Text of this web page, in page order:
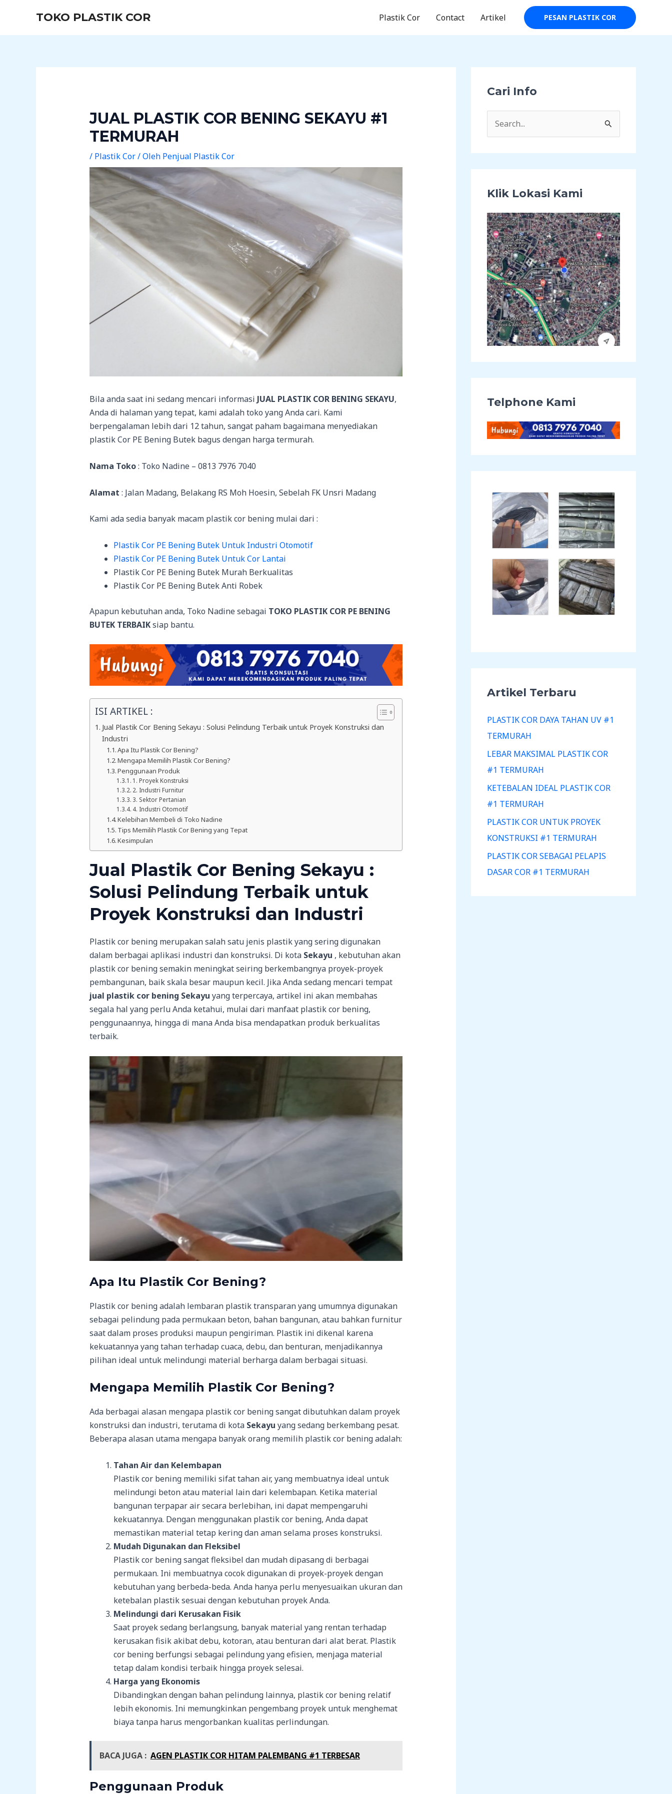
konten
TOKO PLASTIK COR Plastik Cor Contact Artikel PESAN PLASTIK COR
JUAL PLASTIK COR BENING SEKAYU #1
TERMURAH
/ Plastik Cor/ Oleh Penjual Plastik Cor
Bila anda saat ini sedang mencari informasi JUAL PLASTIK COR BENING SEKAYU,
Anda di halaman yang tepat, kami adalah toko yang Anda cari. Kami
berpengalaman lebih dari 12 tahun, sangat paham bagaimana menyediakan
plastik Cor PE Bening Butek bagus dengan harga termurah.
Nama Toko: Toko Nadine – 0813 7976 7040
Alamat : Jalan Madang, Belakang RS Moh Hoesin, Sebelah FK Unsri Madang
Kami ada sedia banyak macam plastik cor bening mulai dari :
Plastik Cor PE Bening Butek Untuk Industri Otomotif
Plastik Cor PE Bening Butek Untuk Cor Lantai
Plastik Cor PE Bening Butek Murah Berkualitas
Plastik Cor PE Bening Butek Anti Robek
Apapun kebutuhan anda, Toko Nadine sebagai TOKO PLASTIK COR PE BENING
BUTEK TERBAIKsiap bantu.
ISI ARTIKEL :
Jual Plastik Cor Bening Sekayu : Solusi Pelindung Terbaik untuk Proyek Konstruksi dan
Industri
Apa Itu Plastik Cor Bening?
Mengapa Memilih Plastik Cor Bening?
Penggunaan Produk
1. Proyek Konstruksi
2. Industri Furnitur
3. Sektor Pertanian
4. Industri Otomotif
Kelebihan Membeli di Toko Nadine
Tips Memilih Plastik Cor Bening yang Tepat
Kesimpulan
Jual Plastik Cor Bening Sekayu :
Solusi Pelindung Terbaik untuk
Proyek Konstruksi dan Industri
Plastik cor bening merupakan salah satu jenis plastik yang sering digunakan
dalam berbagai aplikasi industri dan konstruksi. Di kota Sekayu , kebutuhan akan
plastik cor bening semakin meningkat seiring berkembangnya proyek-proyek
pembangunan, baik skala besar maupun kecil. Jika Anda sedang mencari tempat
jual plastik cor bening Sekayu yang terpercaya, artikel ini akan membahas
segala hal yang perlu Anda ketahui, mulai dari manfaat plastik cor bening,
penggunaannya, hingga di mana Anda bisa mendapatkan produk berkualitas
terbaik.
Apa Itu Plastik Cor Bening?
Plastik cor bening adalah lembaran plastik transparan yang umumnya digunakan
sebagai pelindung pada permukaan beton, bahan bangunan, atau bahkan furnitur
saat dalam proses produksi maupun pengiriman. Plastik ini dikenal karena
kekuatannya yang tahan terhadap cuaca, debu, dan benturan, menjadikannya
pilihan ideal untuk melindungi material berharga dalam berbagai situasi.
Mengapa Memilih Plastik Cor Bening?
Ada berbagai alasan mengapa plastik cor bening sangat dibutuhkan dalam proyek
konstruksi dan industri, terutama di kota Sekayu yang sedang berkembang pesat.
Beberapa alasan utama mengapa banyak orang memilih plastik cor bening adalah:
Tahan Air dan Kelembapan
Plastik cor bening memiliki sifat tahan air, yang membuatnya ideal untuk
melindungi beton atau material lain dari kelembapan. Ketika material
bangunan terpapar air secara berlebihan, ini dapat mempengaruhi
kekuatannya. Dengan menggunakan plastik cor bening, Anda dapat
memastikan material tetap kering dan aman selama proses konstruksi.
Mudah Digunakan dan Fleksibel
Plastik cor bening sangat fleksibel dan mudah dipasang di berbagai
permukaan. Ini membuatnya cocok digunakan di proyek-proyek dengan
kebutuhan yang berbeda-beda. Anda hanya perlu menyesuaikan ukuran dan
ketebalan plastik sesuai dengan kebutuhan proyek Anda.
Melindungi dari Kerusakan Fisik
Saat proyek sedang berlangsung, banyak material yang rentan terhadap
kerusakan fisik akibat debu, kotoran, atau benturan dari alat berat. Plastik
cor bening berfungsi sebagai pelindung yang efisien, menjaga material
tetap dalam kondisi terbaik hingga proyek selesai.
Harga yang Ekonomis
Dibandingkan dengan bahan pelindung lainnya, plastik cor bening relatif
lebih ekonomis. Ini memungkinkan pengembang proyek untuk menghemat
biaya tanpa harus mengorbankan kualitas perlindungan.
BACA JUGA : AGEN PLASTIK COR HITAM PALEMBANG #1 TERBESAR
Penggunaan Produk
navigation
Cari Info
u
t
u
k
:
Klik Lokasi Kami
Telphone Kami
Artikel Terbaru
PLASTIK COR DAYA TAHAN UV #1
TERMURAH
LEBAR MAKSIMAL PLASTIK COR
#1 TERMURAH
KETEBALAN IDEAL PLASTIK COR
#1 TERMURAH
PLASTIK COR UNTUK PROYEK
KONSTRUKSI #1 TERMURAH
PLASTIK COR SEBAGAI PELAPIS
DASAR COR #1 TERMURAH